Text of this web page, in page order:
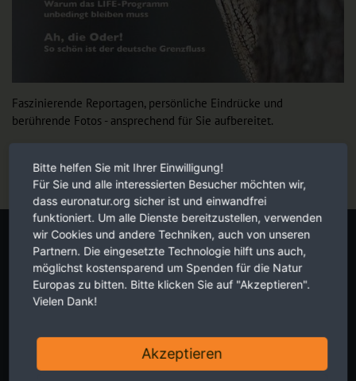
Faszinierende Reportagen, persönliche Eindrücke und
berührende Fotos - ansprechend für Sie aufbereitet.
Eigene Spendenaktion starten
Bitte helfen Sie mit Ihrer Einwilligung!
Für Sie und alle interessierten Besucher möchten wir,
dass euronatur.org sicher ist und einwandfrei
funktioniert. Um alle Dienste bereitzustellen, verwenden
wir Cookies und andere Techniken, auch von unseren
Partnern. Die eingesetzte Technologie hilft uns auch,
möglichst kostensparend um Spenden für die Natur
Europas zu bitten. Bitte klicken Sie auf "Akzeptieren".
Vielen Dank!
Akzeptieren